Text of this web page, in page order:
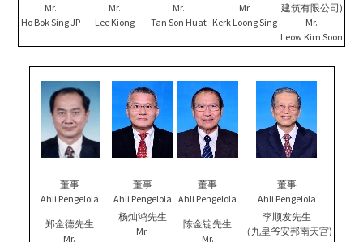
Mr.
Ho Bok Sing JP
Mr.
Lee Kiong
Mr.
Tan Son Huat
Mr.
Kerk Loong Sing
建筑有限公司)
Mr.
Leow Kim Soon
董事
Ahli Pengelola
董事
Ahli Pengelola
董事
Ahli Pengelola
董事
Ahli Pengelola
郑金德先生
Mr.
杨灿鸿先生
Mr.
陈金锭先生
Mr.
李顺发先生
（九皇爷安邦南天宫)